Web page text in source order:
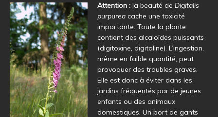
Attention : la beauté de Digitalis
purpurea cache une toxicité
importante. Toute la plante
contient des alcaloïdes puissants
(digitoxine, digitaline). L’ingestion,
même en faible quantité, peut
provoquer des troubles graves.
Elle est donc à éviter dans les
jardins fréquentés par de jeunes
enfants ou des animaux
domestiques. Un port de gants